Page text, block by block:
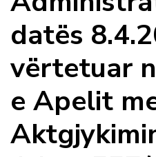
datës
vërtetuar
e Apelit